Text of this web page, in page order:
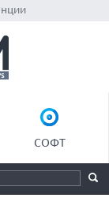
СОФТ